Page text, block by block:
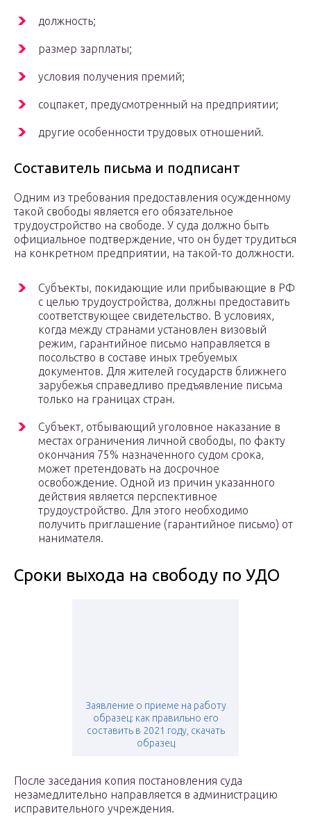
должность;
размер зарплаты;
условия получения премий;
соцпакет, предусмотренный на предприятии;
другие особенности трудовых отношений.
Составитель письма и подписант
Одним из требования предоставления осужденному
такой свободы является его обязательное
трудоустройство на свободе. У суда должно быть
официальное подтверждение, что он будет трудиться
на конкретном предприятии, на такой-то должности.
Субъекты, покидающие или прибывающие в РФ
с целью трудоустройства, должны предоставить
соответствующее свидетельство. В условиях,
когда между странами установлен визовый
режим, гарантийное письмо направляется в
посольство в составе иных требуемых
документов. Для жителей государств ближнего
зарубежья справедливо предъявление письма
только на границах стран.
Субъект, отбывающий уголовное наказание в
местах ограничения личной свободы, по факту
окончания 75% назначенного судом срока,
может претендовать на досрочное
освобождение. Одной из причин указанного
действия является перспективное
трудоустройство. Для этого необходимо
получить приглашение (гарантийное письмо) от
нанимателя.
Сроки выхода на свободу по УДО
Заявление о приеме на работу
образец: как правильно его
составить в 2021 году, скачать
образец
После заседания копия постановления суда
незамедлительно направляется в администрацию
исправительного учреждения.